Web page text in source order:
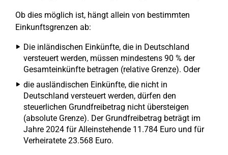
Ob dies möglich ist, hängt allein von bestimmten
Einkunftsgrenzen ab:
Die inländischen Einkünfte, die in Deutschland
versteuert werden, müssen mindestens 90 % der
Gesamteinkünfte betragen (relative Grenze). Oder
die ausländischen Einkünfte, die nicht in
Deutschland versteuert werden, dürfen den
steuerlichen Grundfreibetrag nicht übersteigen
(absolute Grenze). Der Grundfreibetrag beträgt im
Jahre 2024 für Alleinstehende 11.784 Euro und für
Verheiratete 23.568 Euro.